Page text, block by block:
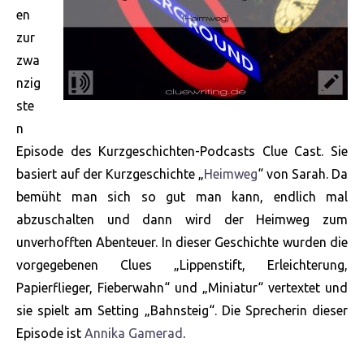
en
zur
zwa
nzig
ste
n
Episode des Kurzgeschichten-Podcasts Clue Cast. Sie
basiert auf der Kurzgeschichte „Heimweg“ von Sarah. Da
bemüht man sich so gut man kann, endlich mal
abzuschalten und dann wird der Heimweg zum
unverhofften Abenteuer. In dieser Geschichte wurden die
vorgegebenen Clues „Lippenstift, Erleichterung,
Papierflieger, Fieberwahn“ und „Miniatur“ vertextet und
sie spielt am Setting „Bahnsteig“. Die Sprecherin dieser
Episode ist Annika Gamerad .